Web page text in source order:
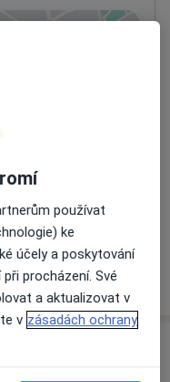
aktivní
na pojišťovnu
používat
ke
účely a poskytování
procházení. Své
a aktualizovat v
v zásadách ochrany